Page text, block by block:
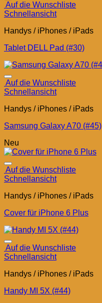
Auf die Wunschliste
Schnellansicht
Handys / iPhones / iPads
Tablet DELL Pad (#30)
Auf die Wunschliste
Schnellansicht
Handys / iPhones / iPads
Samsung Galaxy A70 (#45)
Neu
Auf die Wunschliste
Schnellansicht
Handys / iPhones / iPads
Cover für iPhone 6 Plus
Auf die Wunschliste
Schnellansicht
Handys / iPhones / iPads
Handy MI 5X (#44)